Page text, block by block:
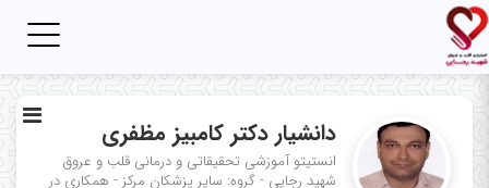
دانشیار دکتر کامبیز مظفری
انستیتو آموزشی تحقیقاتی و درمانی قلب و عروق
شهید رجایی - گروه: سایر پزشکان مرکز - همکاری در